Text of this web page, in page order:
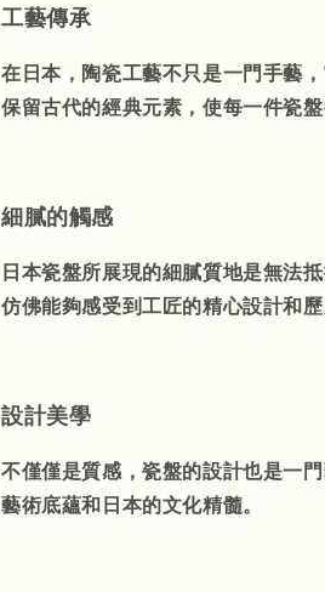
工藝傳承
在日本，陶瓷工藝不只是一門手藝
保留古代的經典元素，使每一件瓷
細膩的觸感
日本瓷盤所展現的細膩質地是無法
仿佛能夠感受到工匠的精心設計和歷
設計美學
不僅僅是質感，瓷盤的設計也是一
藝術底蘊和日本的文化精髓。